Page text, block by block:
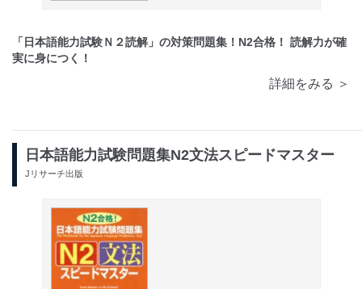
「日本語能力試験Ｎ２読解」の対策問題集！N2合格！ 読解力が確
実に身につく！
詳細をみる ＞
日本語能力試験問題集N2文法スピードマスター
Jリサーチ出版